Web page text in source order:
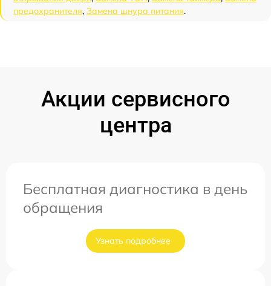
предохранителя, Замена шнура питания.
Акции сервисного
центра
Бесплатная диагностика в день
обращения
Узнать подробнее